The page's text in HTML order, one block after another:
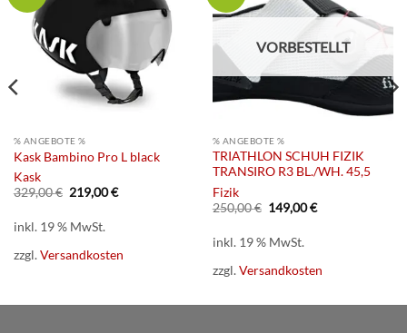
% ANGEBOTE %
Kask Bambino Pro L black
Kask
329,00€ Ursprünglicher
Preis
329,00 €
219,00€Aktueller
inkl. 19 % MwSt.
zzgl.Versandkosten
VORBESTELLT
% ANGEBOTE %
TRIATHLON SCHUH FIZIK
TRANSIRO R3 BL./WH. 45,5
Fizik
250,00€ Ursprünglicher
Preis
250,00 €
149,00€Aktueller
inkl. 19 % MwSt.
zzgl.Versandkosten